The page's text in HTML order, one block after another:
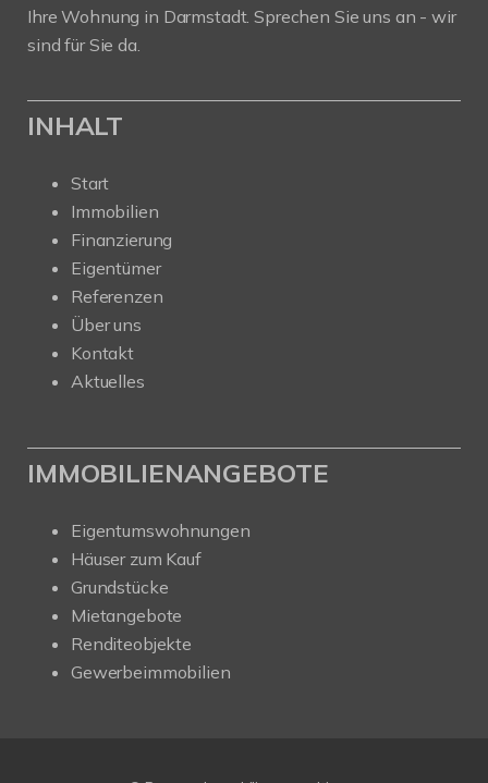
Ihre Wohnung in Darmstadt. Sprechen Sie uns an - wir
sind für Sie da.
INHALT
Start
Immobilien
Finanzierung
Eigentümer
Referenzen
Über uns
Kontakt
Aktuelles
IMMOBILIENANGEBOTE
Eigentumswohnungen
Häuser zum Kauf
Grundstücke
Mietangebote
Renditeobjekte
Gewerbeimmobilien